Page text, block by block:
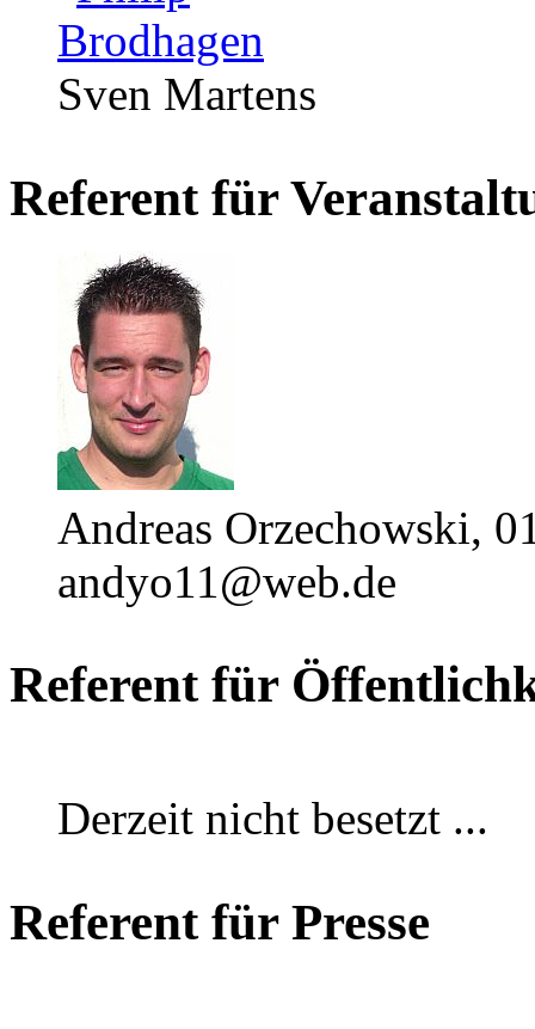
Sven Martens
Referent für
Andreas Orzechowski,
andyo11@web.de
Referent für
Derzeit nicht besetzt ...
Referent für Presse